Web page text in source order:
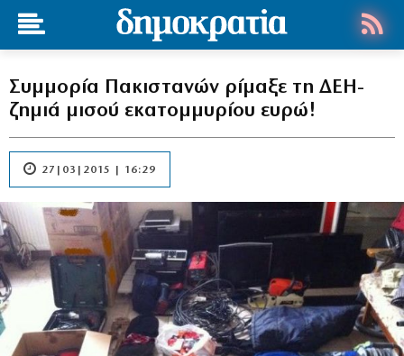
Συμμορία Πακιστανών ρίμαξε τη ΔΕΗ-
ζημιά μισού εκατομμυρίου ευρώ!
27|03|2015 | 16:29